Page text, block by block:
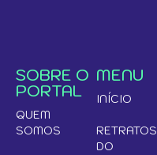
SOBRE O
PORTAL
QUEM
SOMOS
MENU
INÍCIO
RETRATOS
DO